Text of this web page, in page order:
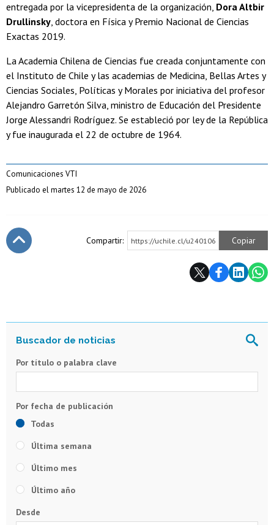
entregada por la vicepresidenta de la organización, Dora Altbir
Drullinsky, doctora en Física y Premio Nacional de Ciencias
Exactas 2019.
La Academia Chilena de Ciencias fue creada conjuntamente con
el Instituto de Chile y las academias de Medicina, Bellas Artes y
Ciencias Sociales, Políticas y Morales por iniciativa del profesor
Alejandro Garretón Silva, ministro de Educación del Presidente
Jorge Alessandri Rodríguez. Se estableció por ley de la República
y fue inaugurada el 22 de octubre de 1964.
Comunicaciones VTI
Publicado el martes 12 de mayo de 2026
Compartir: https://uchile.cl/u240106 Copiar
Por título o palabra clave
Todas
Última semana
Último mes
Último año
Desde